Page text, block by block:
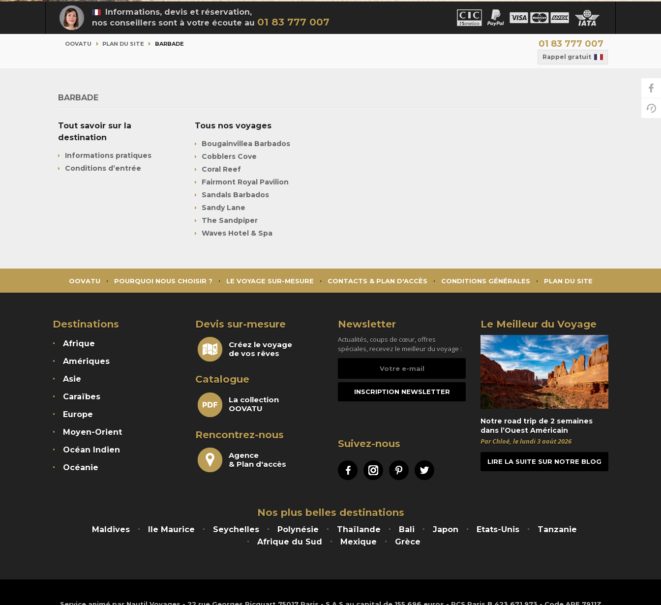
Informations, devis et réservation,
nos conseillers sont à votre écoute au 01 83 777 007
OOVATU PLAN DU SITE BARBADE 01 83 777 007
Rappel gratuit
BARBADE
Tout savoir sur la
destination
Informations pratiques
Conditions d’entrée
Tous nos voyages
Bougainvillea Barbados
Cobblers Cove
Coral Reef
Fairmont Royal Pavilion
Sandals Barbados
Sandy Lane
The Sandpiper
Waves Hotel & Spa
OOVATU POURQUOI NOUS CHOISIR ? LE VOYAGE SUR-MESURE CONTACTS & PLAN D'ACCÈS CONDITIONS GÉNÉRALES PLAN DU SITE
Destinations
Afrique
Amériques
Asie
Caraïbes
Europe
Moyen-Orient
Océan Indien
Océanie
Devis sur-mesure
Créez le voyage
de vos rêves
Catalogue
La collection
OOVATU
Rencontrez-nous
Agence
& Plan d'accès
Newsletter
Actualités, coups de cœur, offres
spéciales, recevez le meilleur du voyage :
Suivez-nous
FacebookInstagramPinterestTwitter
Le Meilleur du Voyage
Notre road trip de 2 semaines
dans l’Ouest Américain
Par Chloé, le lundi 3 août 2026
LIRE LA SUITE SUR NOTRE BLOG
Nos plus belles destinations
Maldives Ile Maurice Seychelles Polynésie Thaïlande Bali Japon Etats-Unis
Tanzanie
Afrique du Sud
Mexique Grèce